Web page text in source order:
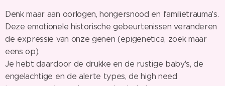
Denk maar aan oorlogen, hongersnood en familietrauma's.
Deze emotionele historische gebeurtenissen veranderen
de expressie van onze genen (epigenetica, zoek maar
eens op).
Je hebt daardoor de drukke en de rustige baby's, de
engelachtige en de alerte types, de high need